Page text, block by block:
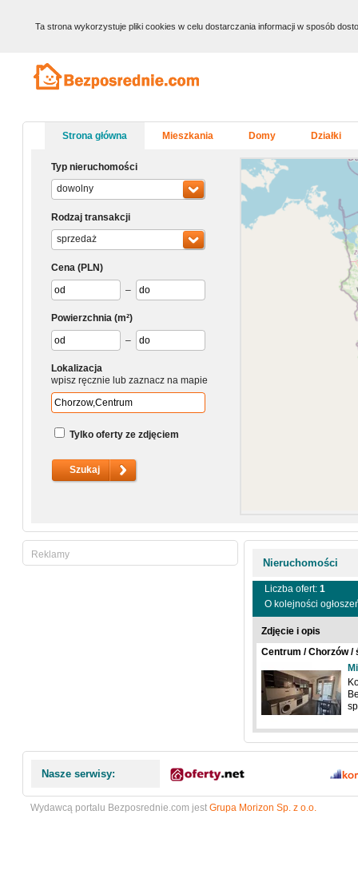
Ta strona wykorzystuje pliki cookies w celu dostarczania informacji w sposób
Strona główna Mieszkania Domy Działki
Typ nieruchomości
dowolny
Rodzaj transakcji
sprzedaż
Cena (PLN)
–
Powierzchnia (m²)
–
Lokalizacja
wpisz ręcznie lub zaznacz na mapie
Tylko oferty ze zdjęciem
Nieruchomości
Liczba ofert: 1
O kolejności
Zdjęcie i opis
Centrum / Chorzów
Reklamy
Nasze serwisy:
Wydawcą portalu Bezposrednie.com jest Grupa Morizon Sp. z o.o.